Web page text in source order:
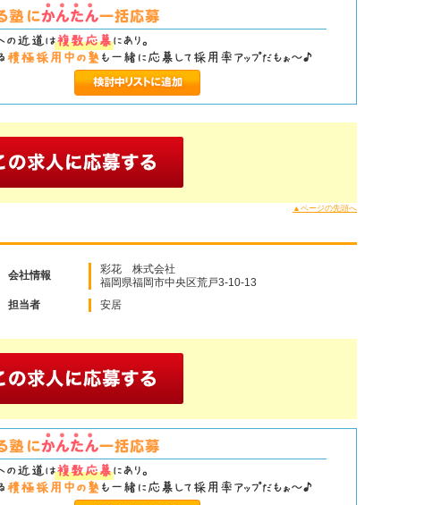
▲ページの先頭へ
会社情報
彩花 株式会社
福岡県福岡市中央区荒戸3-10-13
担当者 安居